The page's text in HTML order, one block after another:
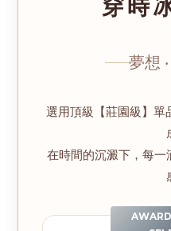
穿時
夢想
選用頂級【莊園級】單
在時間的沉澱下，每